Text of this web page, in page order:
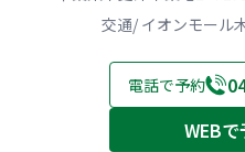
交通/ イオンモール
電話で予約
WEB